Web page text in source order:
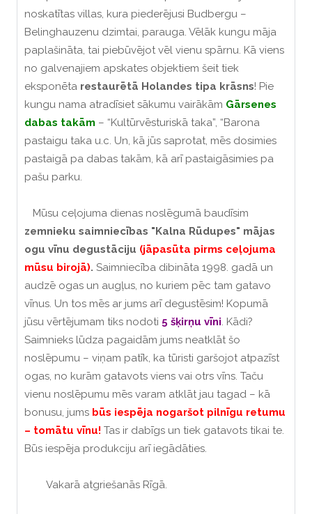
noskatītas villas, kura piederējusi Budbergu –
Belinghauzenu dzimtai, parauga. Vēlāk kungu māja
paplašināta, tai piebūvējot vēl vienu spārnu. Kā viens
no galvenajiem apskates objektiem šeit tiek
eksponēta restaurētā Holandes tipa krāsns! Pie
kungu nama atradīsiet sākumu vairākām Gārsenes
dabas takām – “Kultūrvēsturiskā taka”, “Barona
pastaigu taka u.c. Un, kā jūs saprotat, mēs dosimies
pastaigā pa dabas takām, kā arī pastaigāsimies pa
pašu parku.
Mūsu ceļojuma dienas noslēgumā baudīsim
zemnieku saimniecības "Kalna Rūdupes" mājas
ogu vīnu degustāciju (jāpasūta pirms ceļojuma
mūsu birojā). Saimniecība dibināta 1998. gadā un
audzē ogas un augļus, no kuriem pēc tam gatavo
vīnus. Un tos mēs ar jums arī degustēsim! Kopumā
jūsu vērtējumam tiks nodoti 5 šķirņu vīni. Kādi?
Saimnieks lūdza pagaidām jums neatklāt šo
noslēpumu – viņam patīk, ka tūristi garšojot atpazīst
ogas, no kurām gatavots viens vai otrs vīns. Taču
vienu noslēpumu mēs varam atklāt jau tagad – kā
bonusu, jums būs iespēja nogaršot pilnīgu retumu
– tomātu vīnu! Tas ir dabīgs un tiek gatavots tikai te.
Būs iespēja produkciju arī iegādāties.
Vakarā atgriešanās Rīgā.